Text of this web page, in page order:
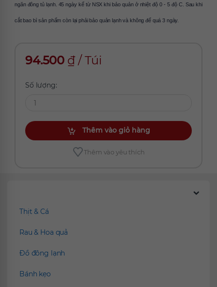
ngăn đông tủ lạnh. 45 ngày kể từ NSX khi bảo quản ở nhiệt độ 0 - 5 độ C. Sau khi
cắt bao bì sản phẩm còn lại phải bảo quản lạnh và không để quá 3 ngày.
94.500 ₫ / Túi
Số lượng:
Thêm vào giỏ hàng
Thêm vào yêu thích
Thịt & Cá
Rau & Hoa quả
Đồ đông lạnh
Bánh kẹo